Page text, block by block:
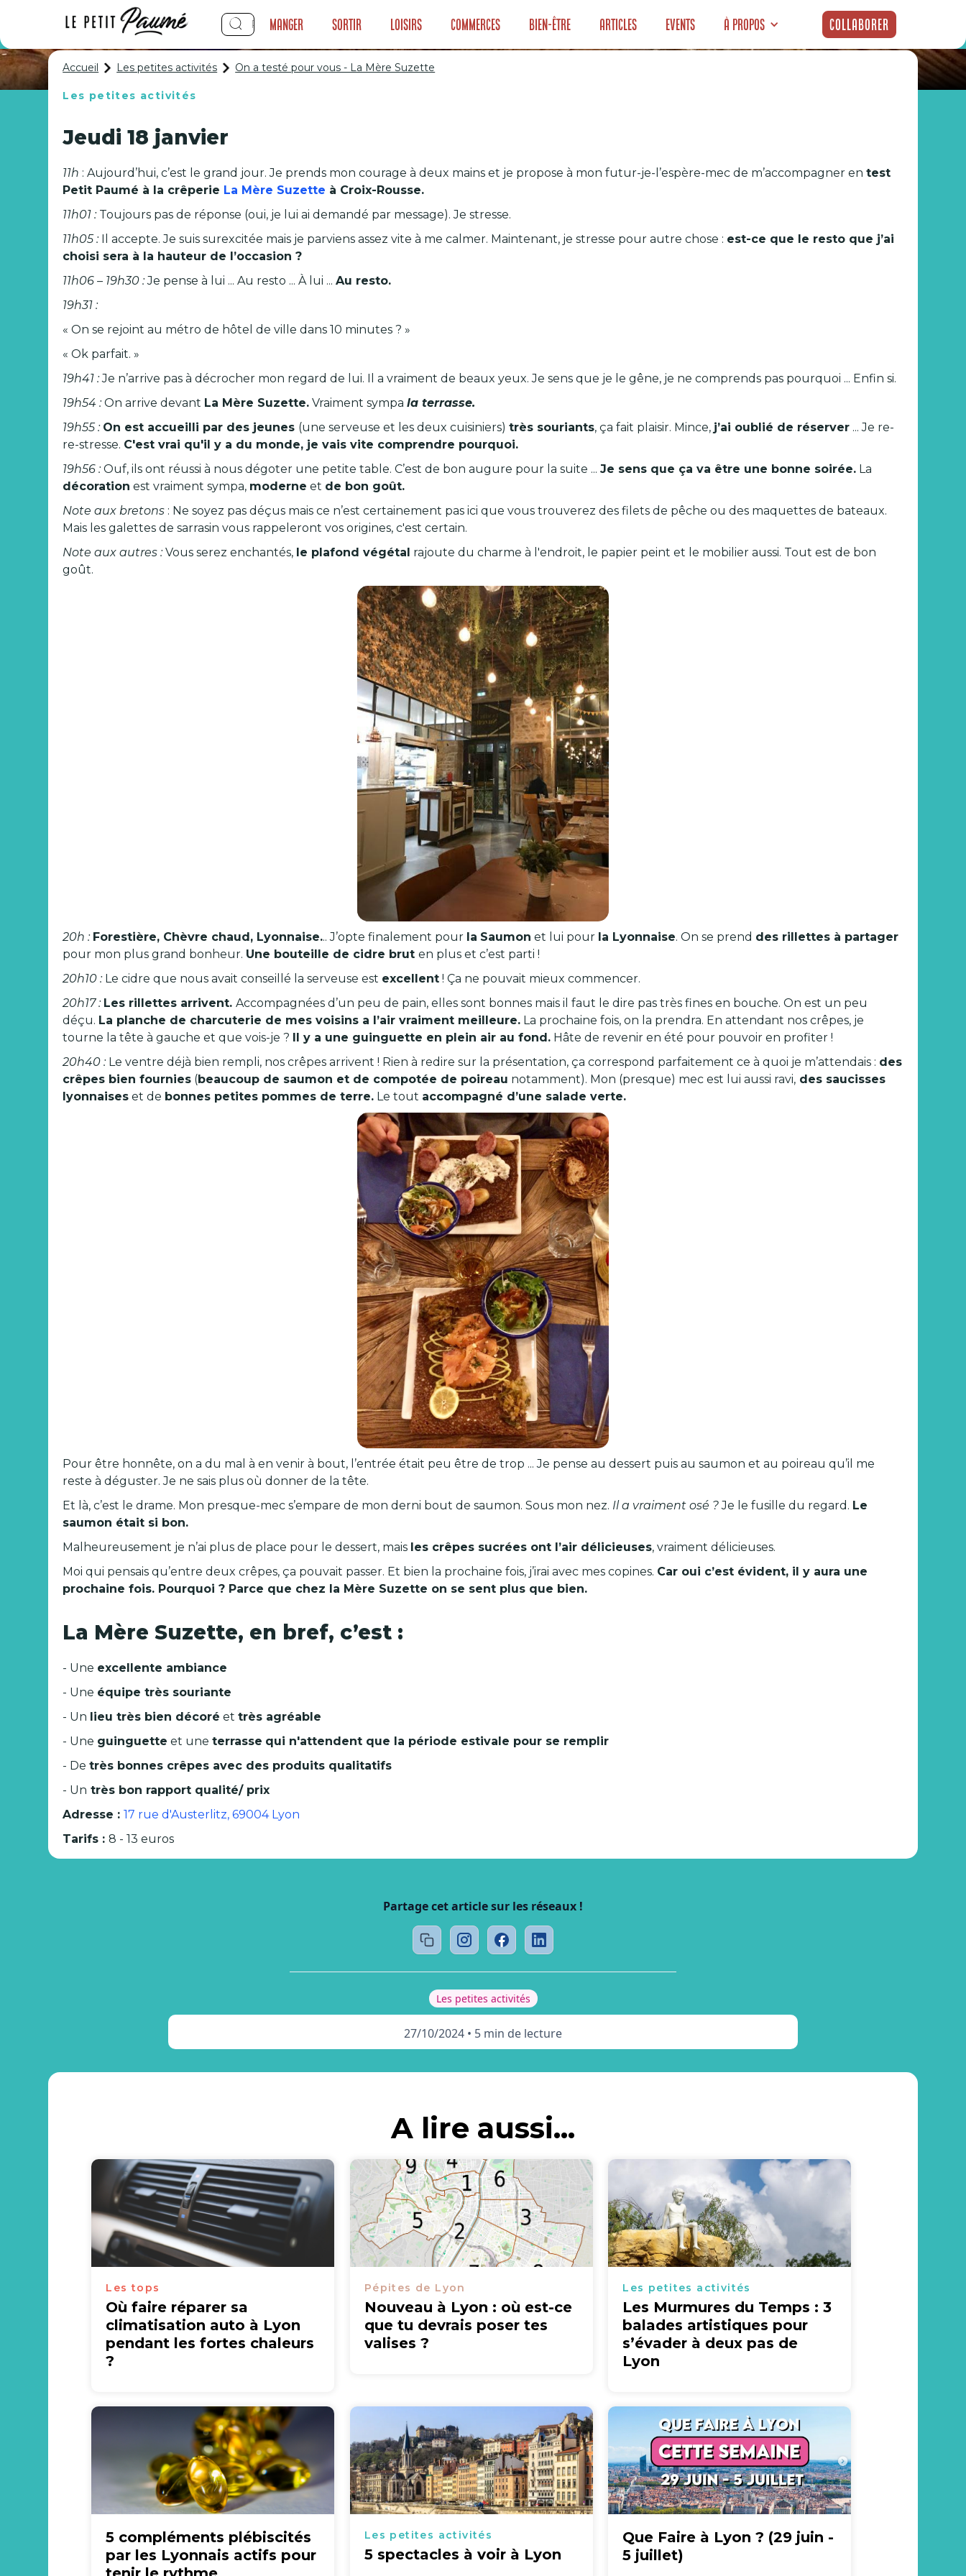
Manger Sortir Loisirs Commerces Bien-être Articles Events À propos Collaborer
On a testé pour vous - La Mère Suzette
Accueil Les petites activités On a testé pour vous - La Mère Suzette
Les petites activités
Jeudi 18 janvier
11h : Aujourd’hui, c’est le grand jour. Je prends mon courage à deux mains et je propose à mon futur-je-l’espère-mec de m’accompagner entest
Petit Paumé à la crêperie La Mère Suzette à Croix-Rousse.
11h01 : Toujours pas de réponse (oui, je lui ai demandé par message). Je stresse.
11h05 : Il accepte. Je suis surexcitée mais je parviens assez vite à me calmer. Maintenant, je stresse pour autre chose : est-ce que le resto que j’ai
choisi sera à la hauteur de l’occasion ?
11h06 – 19h30 :Je pense à lui ... Au resto ... À lui ...Au resto.
19h31 :
« On se rejoint au métro de hôtel de ville dans 10 minutes ? »
« Ok parfait. »
19h41 :Je n’arrive pas à décrocher mon regard de lui. Il a vraiment de beaux yeux. Je sens que je le gêne, je ne comprends pas pourquoi ... Enfin si.
19h54 :On arrive devant La Mère Suzette. Vraiment sympala terrasse.
19h55 : On est accueilli par des jeunes (une serveuse et les deux cuisiniers)très souriants, ça fait plaisir. Mince, j’ai oublié de réserver ... Je re-
re-stresse. C'est vrai qu'il y a du monde, je vais vite comprendre pourquoi.
19h56 :Ouf, ils ont réussi à nous dégoter une petite table. C’est de bon augure pour la suite ...Je sens que ça va être une bonne soirée. La
décoration est vraiment sympa, moderne et de bon goût.
Note aux bretons : Ne soyez pas déçus mais ce n’est certainement pas ici que vous trouverez des filets de pêche ou des maquettes de bateaux.
Mais les galettes de sarrasin vous rappeleront vos origines, c'est certain.
Note aux autres :Vous serez enchantés, le plafond végétal rajoute du charme à l'endroit, le papier peint et le mobilier aussi. Tout est de bon
goût.
20h : Forestière, Chèvre chaud, Lyonnaise... J’opte finalement pour la Saumon et lui pour la Lyonnaise. On se prend des rillettes à partager
pour mon plus grand bonheur. Une bouteille de cidre bruten plus et c’est parti !
20h10 : Le cidre que nous avait conseillé la serveuse est excellent ! Ça ne pouvait mieux commencer.
20h17 : Les rillettes arrivent.Accompagnées d’un peu de pain, elles sont bonnes mais il faut le dire pas très fines en bouche. On est un peu
déçu. La planche de charcuterie de mes voisins a l’air vraiment meilleure. La prochaine fois, on la prendra. En attendant nos crêpes, je
tourne la tête à gauche et que vois-je ? Il y a une guinguette en plein air au fond. Hâte de revenir en été pour pouvoir en profiter !
20h40 : Le ventre déjà bien rempli, nos crêpes arrivent ! Rien à redire sur la présentation, ça correspond parfaitement ce à quoi je m’attendais : des
crêpes bien fournies (beaucoup de saumon et de compotée de poireau notamment). Mon (presque) mec est lui aussi ravi, des saucisses
lyonnaises et de bonnes petites pommes de terre. Le tout accompagné d’une salade verte.
Pour être honnête, on a du mal à en venir à bout, l’entrée était peu être de trop ... Je pense au dessert puis au saumon et au poireau qu’il me
reste à déguster. Je ne sais plus où donner de la tête.
Et là, c’est le drame. Mon presque-mec s’empare de mon derni bout de saumon. Sous mon nez. Il a vraiment osé ?Je le fusille du regard. Le
saumon était si bon.
Malheureusement je n’ai plus de place pour le dessert, mais les crêpes sucrées ont l’air délicieuses, vraiment délicieuses.
Moi qui pensais qu’entre deux crêpes, ça pouvait passer. Et bien la prochaine fois, j’irai avec mes copines. Car oui c’est évident, il y aura une
prochaine fois. Pourquoi ? Parce que chez la Mère Suzette on se sent plus que bien.
La Mère Suzette, en bref, c’est :
- Une excellente ambiance
- Une équipe très souriante
- Un lieu très bien décoré ettrès agréable
- Une guinguette et uneterrasse qui n'attendent que la période estivale pour se remplir
- Detrès bonnes crêpes avec des produits qualitatifs
- Un très bon rapport qualité/ prix
Adresse :17 rue d'Austerlitz, 69004 Lyon
Tarifs :8 - 13 euros
Partage cet article sur les réseaux !
Les petites activités
27/10/2024 • 5 min de lecture
A lire aussi...
Les tops
Où faire réparer sa
climatisation auto à Lyon
pendant les fortes chaleurs
?
Pépites de Lyon
Nouveau à Lyon : où est-ce
que tu devrais poser tes
valises ?
Les petites activités
Les Murmures du Temps : 3
balades artistiques pour
s’évader à deux pas de
Lyon
5 compléments plébiscités
par les Lyonnais actifs pour
Les petites activités
5 spectacles à voir à Lyon
Que Faire à Lyon ? (29 juin -
5 juillet)